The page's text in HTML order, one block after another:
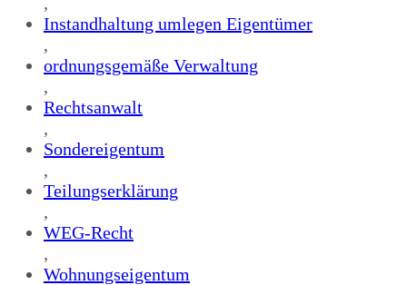
Instandhaltung umlegen Eigentümer
,
ordnungsgemäße Verwaltung
,
Rechtsanwalt
,
Sondereigentum
,
Teilungserklärung
,
WEG-Recht
,
Wohnungseigentum